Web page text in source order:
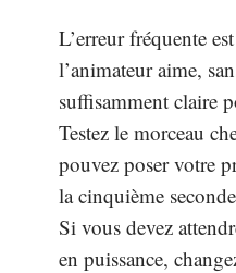
L’erreur fréquente
l’animateur aime,
suffisamment claire
Testez le morceau
pouvez poser votre
la cinquième
Si vous devez
en puissance,